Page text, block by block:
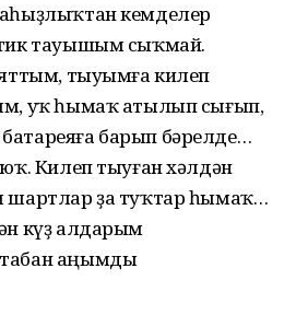
кемделер
тауышым сыҡмай.
тыуымға килеп
уҡ һымаҡ атылып сығып,
барып бәрелде…
Килеп тыуған хәлдән
шартлар ҙа туҡтар һымаҡ…
күҙ алдарым
аңымды